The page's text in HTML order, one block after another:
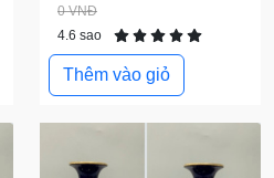
0 VNĐ
4.6 sao
Thêm vào giỏ